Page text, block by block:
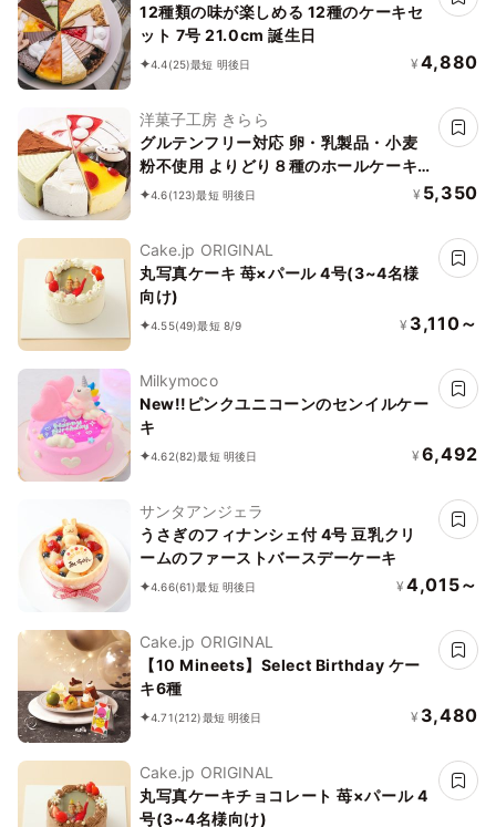
12種類の味が楽しめる 12種のケーキセ
ット 7号 21.0cm 誕生日
4.4(25)最短 明後日 ¥ 4,880
洋菓子工房 きらら
グルテンフリー対応 卵・乳製品・小麦
粉不使用 よりどり８種のホールケーキ
5号 15cm
4.6(123)最短 明後日 ¥ 5,350
Cake.jp ORIGINAL
丸写真ケーキ 苺×パール 4号(3~4名様
向け)
4.55(49)最短 8/9 ¥ 3,110～
Milkymoco
New!!ピンクユニコーンのセンイルケー
キ
4.62(82)最短 明後日 ¥ 6,492
サンタアンジェラ
うさぎのフィナンシェ付 4号 豆乳クリ
ームのファーストバースデーケーキ
4.66(61)最短 明後日 ¥ 4,015～
Cake.jp ORIGINAL
【10 Mineets】Select Birthday ケー
キ6種
4.71(212)最短 明後日 ¥ 3,480
Cake.jp ORIGINAL
丸写真ケーキチョコレート 苺×パール 4
号(3~4名様向け)